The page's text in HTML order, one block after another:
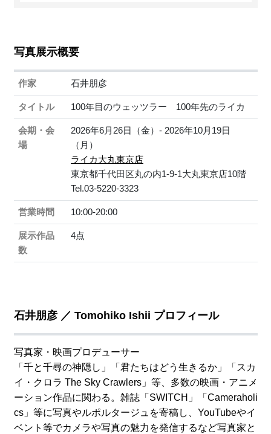
写真展示概要
作家 石井朋彦
タイトル 100年目のウェッツラー 100年先のライカ
会期・会
場
2026年6月26日（金）- 2026年10月19日
（月）
ライカ大丸東京店
東京都千代田区丸の内1-9-1大丸東京店10階
Tel.03-5220-3323
営業時間 10:00-20:00
展示作品
数
4点
石井朋彦 ／ Tomohiko Ishii プロフィール
写真家・映画プロデューサー
「千と千尋の神隠し」「君たちはどう生きるか」「スカ
イ・クロラ The Sky Crawlers」等、多数の映画・アニメ
ーション作品に関わる。雑誌「SWITCH」「Cameraholi
cs」等に写真やルポルタージュを寄稿し、YouTubeやイ
ベント等でカメラや写真の魅力を発信するなど写真家と